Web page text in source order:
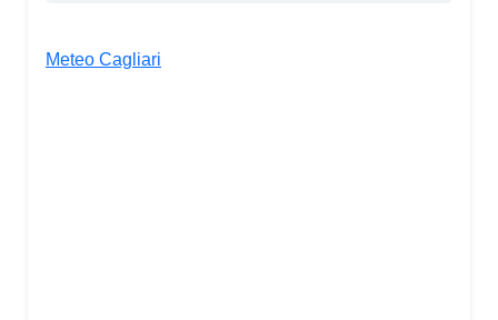
Meteo Cagliari